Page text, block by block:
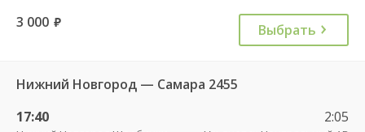
3 000 руб. Выбрать
Нижний Новгород — Самара 2455
17:40
2:05